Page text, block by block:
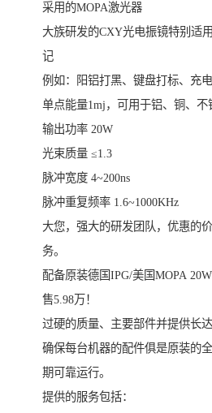
采用的MOPA激光器
大族研发的CXY光电振镜特别适
记
例如：阳铝打黑、键盘打标、充
单点能量1mj，可用于铝、铜、
输出功率 20W
光束质量 ≤1.3
脉冲宽度 4~200ns
脉冲重复频率 1.6~1000KHz
大您，强大的研发团队，优惠的
务。
配备原装德国IPG/美国MOPA
售5.98万！
过硬的质量、主要部件并提供长达
确保每台机器的配件俱是原装的
期可靠运行。
提供的服务包括：